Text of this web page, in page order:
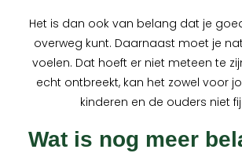
Het is dan ook van belang dat je
overweg kunt. Daarnaast moet je
voelen. Dat hoeft er niet meteen te
echt ontbreekt, kan het zowel voor
kinderen en de ouders niet
Wat is nog meer